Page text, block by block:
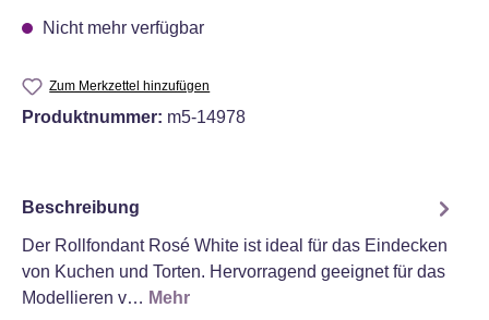
Nicht mehr verfügbar
Zum Merkzettel hinzufügen
Produktnummer: m5-14978
Beschreibung
Der Rollfondant Rosé White ist ideal für das Eindecken
von Kuchen und Torten. Hervorragend geeignet für das
Modellieren v… Mehr